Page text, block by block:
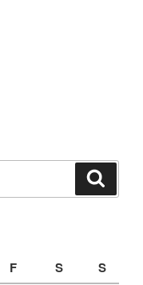
F S S